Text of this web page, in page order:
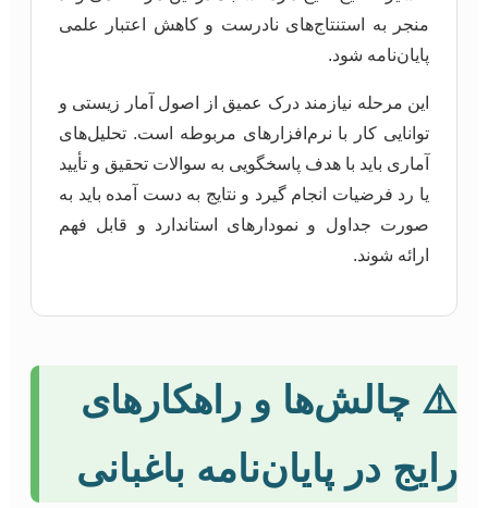
منجر به استنتاج‌های نادرست و کاهش اعتبار علمی
پایان‌نامه شود.
این مرحله نیازمند درک عمیق از اصول آمار زیستی و
توانایی کار با نرم‌افزارهای مربوطه است. تحلیل‌های
آماری باید با هدف پاسخگویی به سوالات تحقیق و تأیید
یا رد فرضیات انجام گیرد و نتایج به دست آمده باید به
صورت جداول و نمودارهای استاندارد و قابل فهم
ارائه شوند.
⚠️ چالش‌ها و راهکارهای
رایج در پایان‌نامه باغبانی